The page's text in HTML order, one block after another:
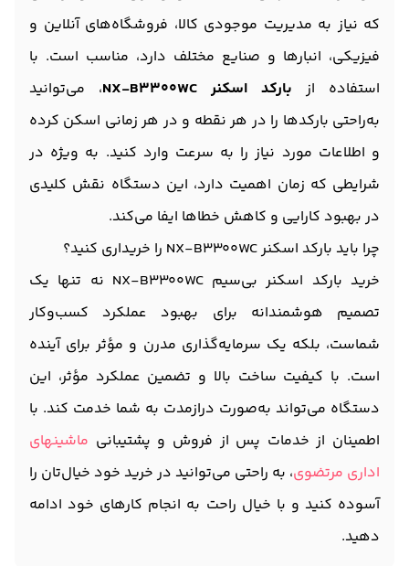
که نیاز به مدیریت موجودی کالا، فروشگاه‌های آنلاین و
فیزیکی، انبارها و صنایع مختلف دارد، مناسب است. با
استفاده از بارکد اسکنر NX-B3300WC
، می‌توانید
به‌راحتی بارکدها را در هر نقطه و در هر زمانی اسکن کرده
و اطلاعات مورد نیاز را به سرعت وارد کنید. به ویژه در
شرایطی که زمان اهمیت دارد، این دستگاه نقش کلیدی
در بهبود کارایی و کاهش خطاها ایفا می‌کند.
چرا باید بارکد اسکنر NX-B3300WC را خریداری کنید؟
خرید بارکد اسکنر بی‌سیم NX-B3300WC نه تنها یک
تصمیم هوشمندانه برای بهبود عملکرد کسب‌وکار
شماست، بلکه یک سرمایه‌گذاری مدرن و مؤثر برای آینده
است. با کیفیت ساخت بالا و تضمین عملکرد مؤثر، این
دستگاه می‌تواند به‌صورت درازمدت به شما خدمت کند. با
اطمینان از خدمات پس از فروش و پشتیبانی ماشینهای
اداری مرتضوی، به راحتی می‌توانید در خرید خود خیال‌تان را
آسوده کنید و با خیال راحت به انجام کارهای خود ادامه
دهید.